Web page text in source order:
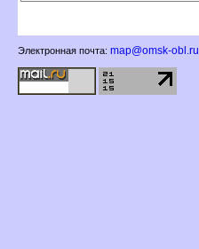
Электронная почта: map@omsk-obl.ru